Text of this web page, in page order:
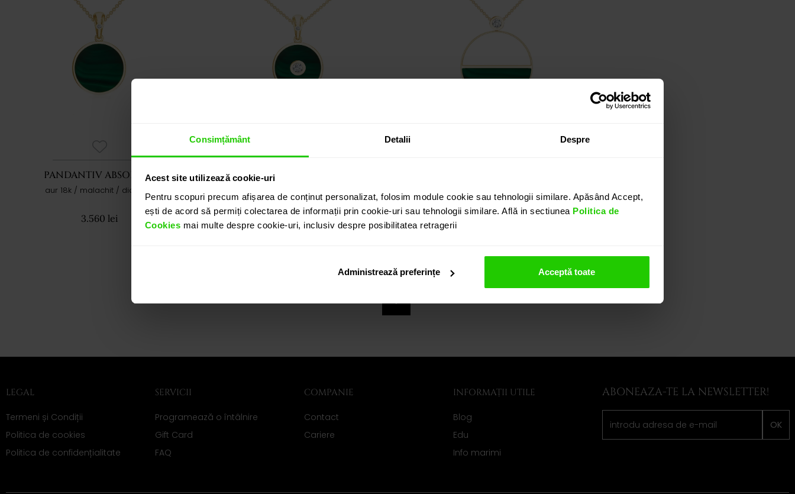
Consimțământ Detalii Despre
Acest site utilizează cookie-uri
Pentru scopuri precum afișarea de conținut personalizat, folosim module cookie sau tehnologii similare. Apăsând Accept,
ești de acord să permiți colectarea de informații prin cookie-uri sau tehnologii similare. Află in sectiunea Politica de
Cookies mai multe despre cookie-uri, inclusiv despre posibilitatea retragerii
Administrează preferințe Acceptă toate
PANDANTIV ABSOLUTE
aur 18k / malachit / diamant
3.560 lei
PANDANTIV ABSOLUTE
1
LEGAL
Termeni și Condiții
Politica de cookies
Politica de confidențialitate
SERVICII
Programează o întâlnire
Gift Card
FAQ
COMPANIE
Contact
Cariere
INFORMAȚII UTILE
Blog
Edu
Info marimi
ABONEAZA-TE LA NEWSLETTER!
OK